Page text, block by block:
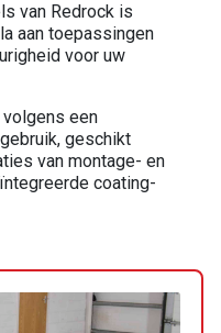
van Redrock is
aan toepassingen
voor uw
een
geschikt
van montage- en
coating-